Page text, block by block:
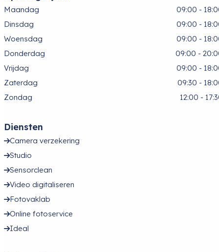
Maandag
09:00 -
Dinsdag
09:00 -
Woensdag
09:00 -
Donderdag
09:00 -
Vrijdag
09:00 -
Zaterdag
09:30 -
Zondag
12:00 -
Diensten
Camera verzekering
Studio
Sensorclean
Video digitaliseren
Fotovaklab
Online fotoservice
Ideal